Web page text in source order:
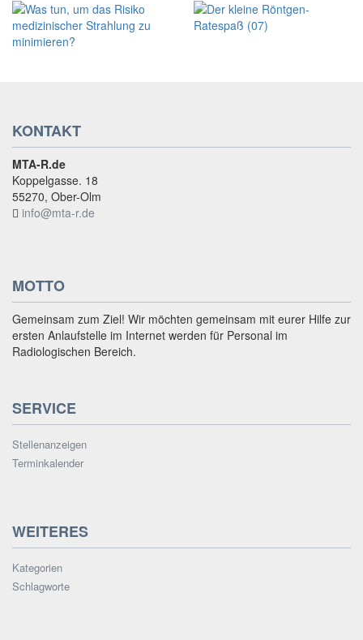
KONTAKT
MTA-R.de
Koppelgasse. 18
55270, Ober-Olm
info@mta-r.de
MOTTO
Gemeinsam zum Ziel! Wir möchten gemeinsam mit eurer Hilfe zur
ersten Anlaufstelle im Internet werden für Personal im
Radiologischen Bereich.
SERVICE
Stellenanzeigen
Terminkalender
WEITERES
Kategorien
Schlagworte